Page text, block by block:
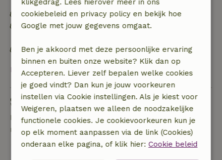
Energie label: Uitgesloten
Off grid of voorzien van 100% hernieuwbare
Natuurlijke isolatiematerialen
Bekijk alles
Stel een vraag
Neem contact op met de verhuurder van het
natuurhuisje
klikgedrag. Lees hierover meer in ons
cookiebeleid en privacy policy en bekijk hoe
Google met jouw gegevens omgaat.
Ben je akkoord met deze persoonlijke ervaring
binnen en buiten onze website? Klik dan op
Accepteren. Liever zelf bepalen welke cookies
je goed vindt? Dan kun je jouw voorkeuren
instellen via Cookie instellingen. Als je kiest voor
Weigeren, plaatsen we alleen de noodzakelijke
functionele cookies. Je cookievoorkeuren kun je
op elk moment aanpassen via de link (Cookies)
onderaan elke pagina, of klik hier: Cookie beleid